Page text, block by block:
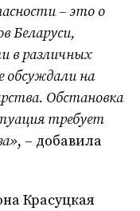
– это о
Беларуси,
в различных
обсуждали на
Обстановка
требует
, – добавила
Красуцкая